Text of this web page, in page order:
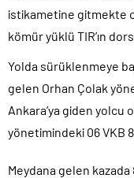
istikametine gitmekte
kömür yüklü TIR’ın
Yolda sürüklenmeye
gelen Orhan Çolak
Ankara’ya giden yolcu
yönetimindeki 06 VKB
Meydana gelen kazada